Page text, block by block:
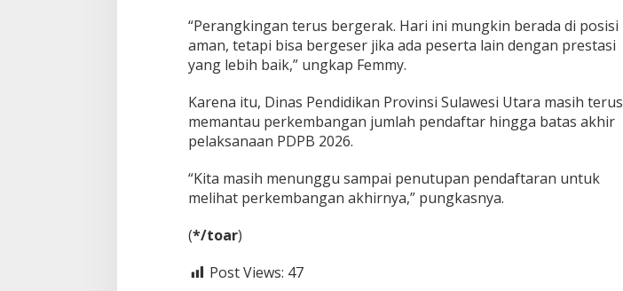
“Perangkingan terus bergerak. Hari ini mungkin berada di posisi
aman, tetapi bisa bergeser jika ada peserta lain dengan prestasi
yang lebih baik,” ungkap Femmy.
Karena itu, Dinas Pendidikan Provinsi Sulawesi Utara masih terus
memantau perkembangan jumlah pendaftar hingga batas akhir
pelaksanaan PDPB 2026.
“Kita masih menunggu sampai penutupan pendaftaran untuk
melihat perkembangan akhirnya,” pungkasnya.
‎(*/toar)
Post Views: 47